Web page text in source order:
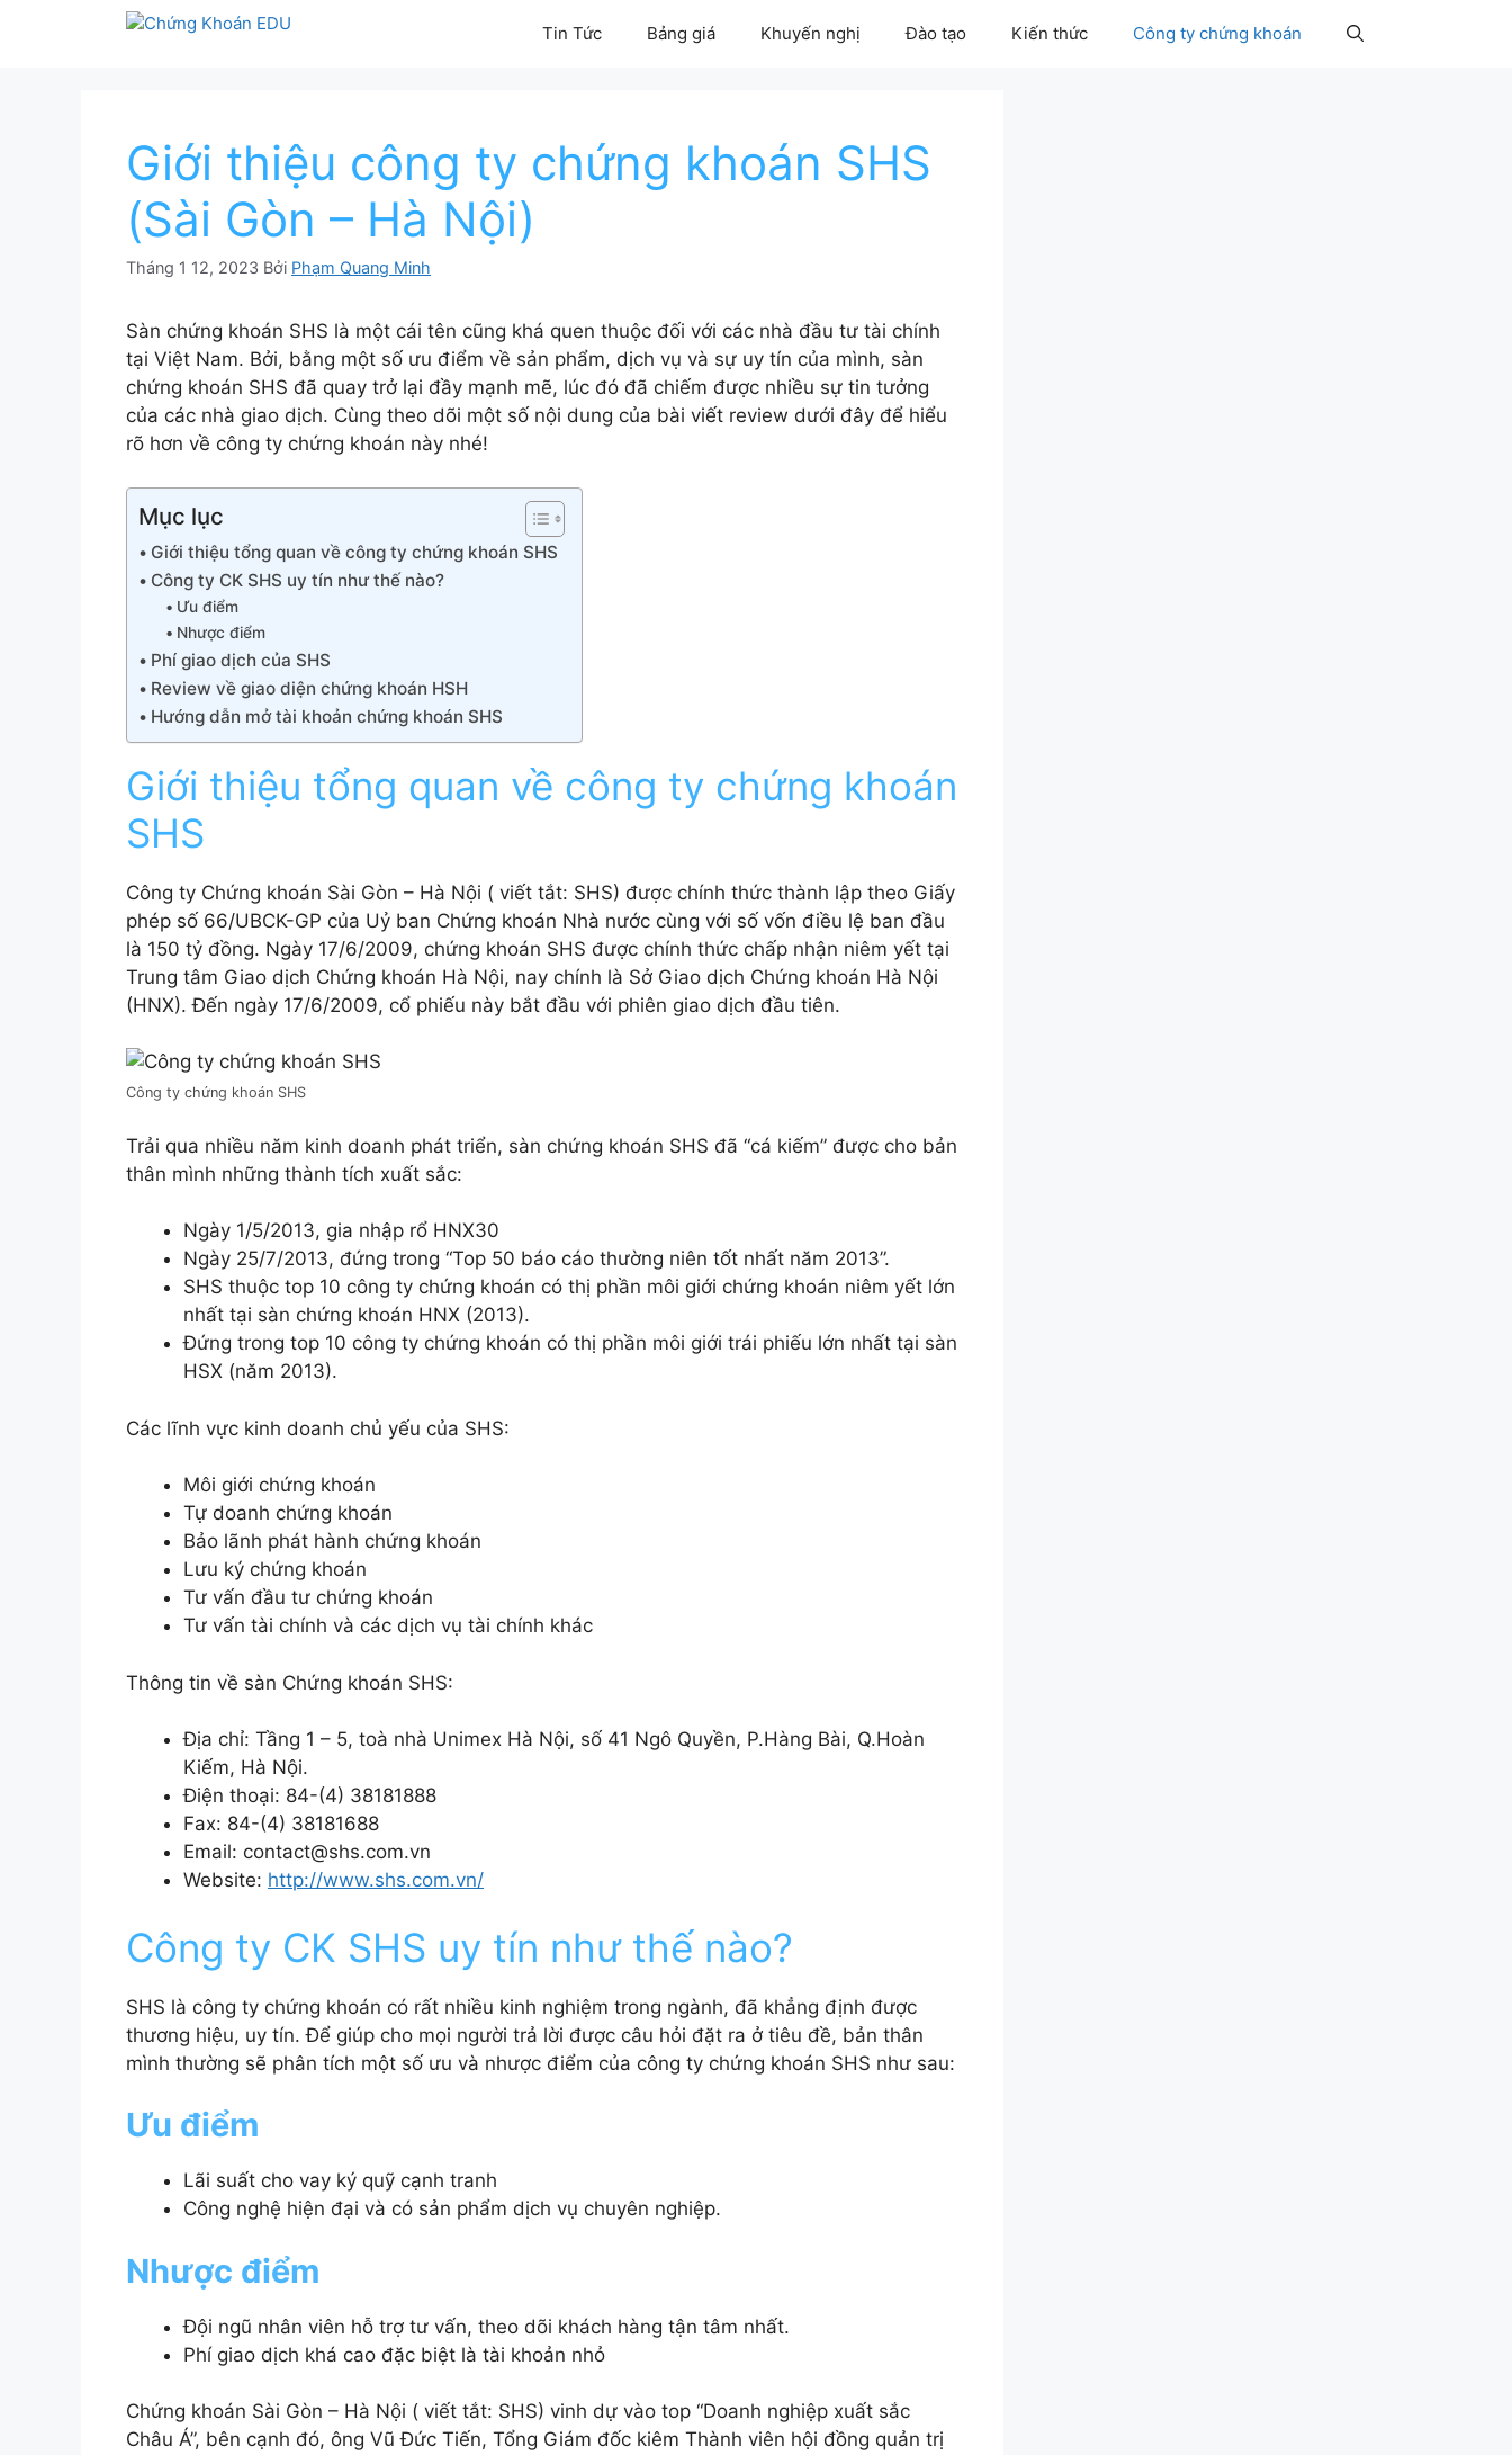
Tin Tức Bảng giá Khuyến nghị Đào tạo Kiến thức Công ty chứng khoán
Giới thiệu công ty chứng khoán SHS
(Sài Gòn – Hà Nội)
Tháng 1 12, 2023 Bởi Phạm Quang Minh
Sàn chứng khoán SHS là một cái tên cũng khá quen thuộc đối với các nhà đầu tư tài chính
tại Việt Nam. Bởi, bằng một số ưu điểm về sản phẩm, dịch vụ và sự uy tín của mình, sàn
chứng khoán SHS đã quay trở lại đầy mạnh mẽ, lúc đó đã chiếm được nhiều sự tin tưởng
của các nhà giao dịch. Cùng theo dõi một số nội dung của bài viết review dưới đây để hiểu
rõ hơn về công ty chứng khoán này nhé!
Mục lục
Giới thiệu tổng quan về công ty chứng khoán SHS
Công ty CK SHS uy tín như thế nào?
Ưu điểm
Nhược điểm
Phí giao dịch của SHS
Review về giao diện chứng khoán HSH
Hướng dẫn mở tài khoản chứng khoán SHS
Giới thiệu tổng quan về công ty chứng khoán
SHS
Công ty Chứng khoán Sài Gòn – Hà Nội ( viết tắt: SHS) được chính thức thành lập theo Giấy
phép số 66/UBCK-GP của Uỷ ban Chứng khoán Nhà nước cùng với số vốn điều lệ ban đầu
là 150 tỷ đồng. Ngày 17/6/2009, chứng khoán SHS được chính thức chấp nhận niêm yết tại
Trung tâm Giao dịch Chứng khoán Hà Nội, nay chính là Sở Giao dịch Chứng khoán Hà Nội
(HNX). Đến ngày 17/6/2009, cổ phiếu này bắt đầu với phiên giao dịch đầu tiên.
Công ty chứng khoán SHS
Trải qua nhiều năm kinh doanh phát triển, sàn chứng khoán SHS đã “cá kiếm” được cho bản
thân mình những thành tích xuất sắc:
Ngày 1/5/2013, gia nhập rổ HNX30
Ngày 25/7/2013, đứng trong “Top 50 báo cáo thường niên tốt nhất năm 2013”.
SHS thuộc top 10 công ty chứng khoán có thị phần môi giới chứng khoán niêm yết lớn
nhất tại sàn chứng khoán HNX (2013).
Đứng trong top 10 công ty chứng khoán có thị phần môi giới trái phiếu lớn nhất tại sàn
HSX (năm 2013).
Các lĩnh vực kinh doanh chủ yếu của SHS:
Môi giới chứng khoán
Tự doanh chứng khoán
Bảo lãnh phát hành chứng khoán
Lưu ký chứng khoán
Tư vấn đầu tư chứng khoán
Tư vấn tài chính và các dịch vụ tài chính khác
Thông tin về sàn Chứng khoán SHS:
Địa chỉ: Tầng 1 – 5, toà nhà Unimex Hà Nội, số 41 Ngô Quyền, P.Hàng Bài, Q.Hoàn
Kiếm, Hà Nội.
Điện thoại: 84-(4) 38181888
Fax: 84-(4) 38181688
Email: contact@shs.com.vn
Website: http://www.shs.com.vn/
Công ty CK SHS uy tín như thế nào?
SHS là công ty chứng khoán có rất nhiều kinh nghiệm trong ngành, đã khẳng định được
thương hiệu, uy tín. Để giúp cho mọi người trả lời được câu hỏi đặt ra ở tiêu đề, bản thân
mình thường sẽ phân tích một số ưu và nhược điểm của công ty chứng khoán SHS như sau:
Ưu điểm
Lãi suất cho vay ký quỹ cạnh tranh
Công nghệ hiện đại và có sản phẩm dịch vụ chuyên nghiệp.
Nhược điểm
Đội ngũ nhân viên hỗ trợ tư vấn, theo dõi khách hàng tận tâm nhất.
Phí giao dịch khá cao đặc biệt là tài khoản nhỏ
Chứng khoán Sài Gòn – Hà Nội ( viết tắt: SHS) vinh dự vào top “Doanh nghiệp xuất sắc
Châu Á”, bên cạnh đó, ông Vũ Đức Tiến, Tổng Giám đốc kiêm Thành viên hội đồng quản trị